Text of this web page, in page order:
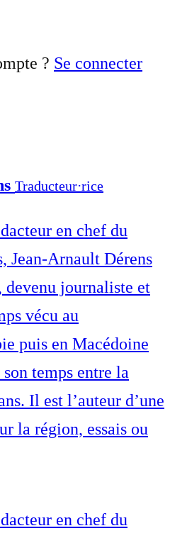
? Se connecter
Traducteur⋅rice
en chef du
Jean-Arnault Dérens
devenu journaliste et
vécu au
puis en Macédoine
temps entre la
Il est l’auteur d’une
la région, essais ou
en chef du